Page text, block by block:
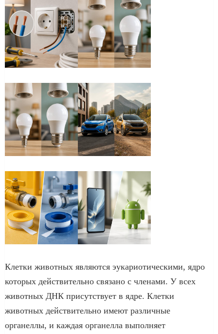
Клетки животных являются эукариотическими, ядро ​​
которых действительно связано с членами. У всех
животных ДНК присутствует в ядре. Клетки
животных действительно имеют различные
органеллы, и каждая органелла выполняет